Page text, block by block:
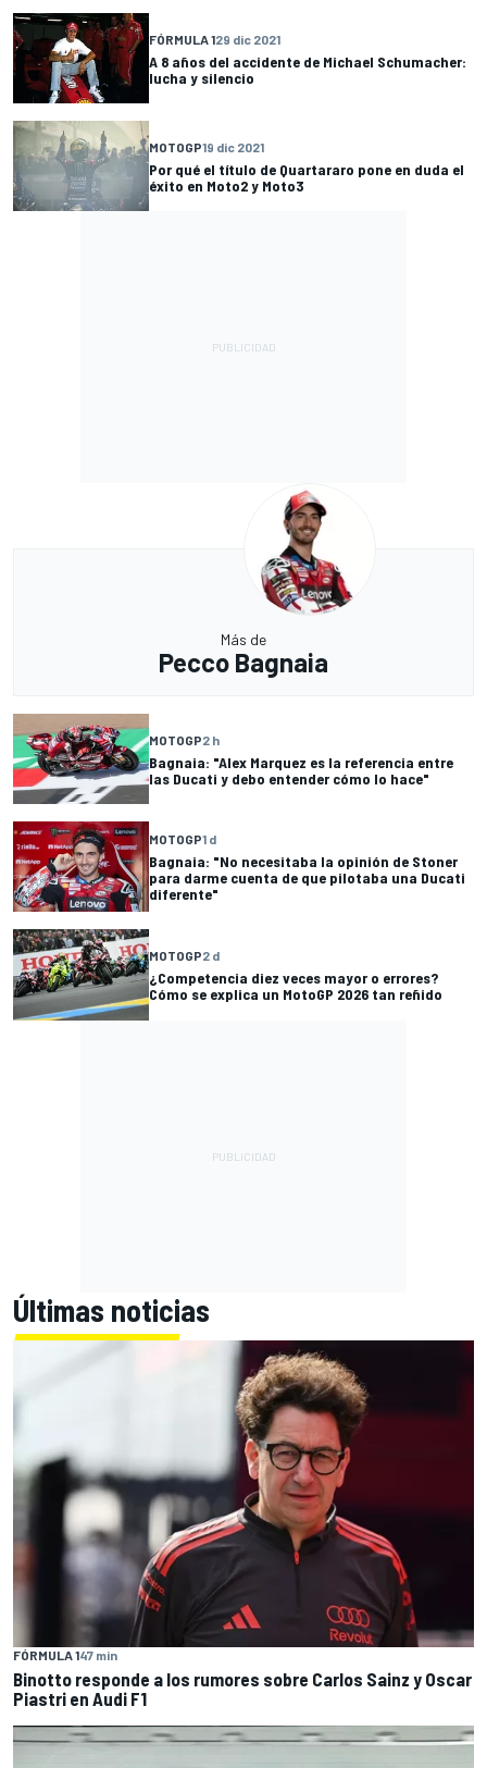
FÓRMULA 129 dic 2021
A 8 años del accidente de Michael Schumacher:
lucha y silencio
MOTOGP19 dic 2021
Por qué el título de Quartararo pone en duda el
éxito en Moto2 y Moto3
Más de
Pecco Bagnaia
MOTOGP2 h
Bagnaia: "Alex Marquez es la referencia entre
las Ducati y debo entender cómo lo hace"
MOTOGP1 d
Bagnaia: "No necesitaba la opinión de Stoner
para darme cuenta de que pilotaba una Ducati
diferente"
MOTOGP2 d
¿Competencia diez veces mayor o errores?
Cómo se explica un MotoGP 2026 tan reñido
Últimas noticias
FÓRMULA 147 min
Binotto responde a los rumores sobre Carlos Sainz y Oscar
Piastri en Audi F1